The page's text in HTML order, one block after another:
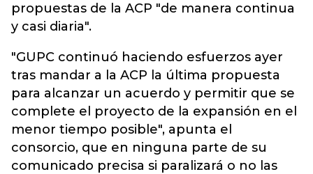
propuestas de la ACP "de manera continua
y casi diaria".
"GUPC continuó haciendo esfuerzos ayer
tras mandar a la ACP la última propuesta
para alcanzar un acuerdo y permitir que se
complete el proyecto de la expansión en el
menor tiempo posible", apunta el
consorcio, que en ninguna parte de su
comunicado precisa si paralizará o no las